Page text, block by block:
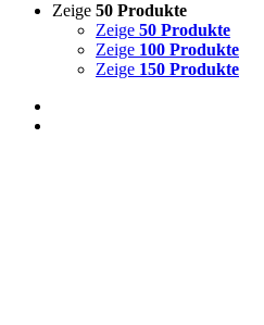
Zeige 50 Produkte
Zeige 50 Produkte
Zeige 100 Produkte
Zeige 150 Produkte